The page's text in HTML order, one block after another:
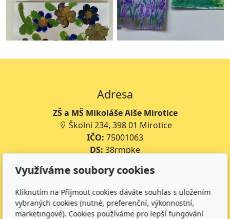
Adresa
ZŠ a MŠ Mikoláše Alše Mirotice
Školní 234, 398 01 Mirotice
IČO: 75001063
DS: 38rmpke
Číslo účtu jídelny:643227399/0800
Kontakt
Využíváme soubory cookies
Kliknutím na Přijmout cookies dáváte souhlas s uložením
vybraných cookies (nutné, preferenční, výkonnostní,
marketingové). Cookies používáme pro lepší fungování